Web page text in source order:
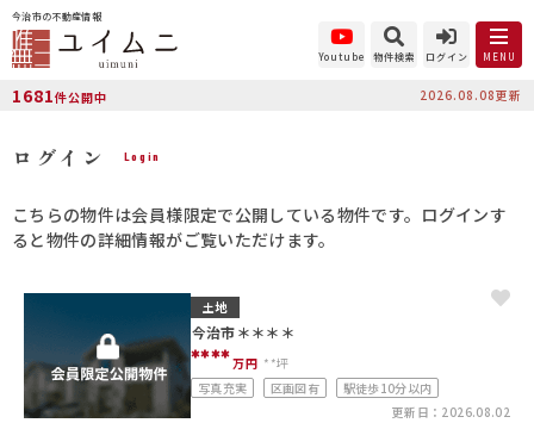
今治市の不動産情報
Youtube 物件検索 ログイン MENU
1681件公開中 2026.08.08更新
ログイン Login
こちらの物件は会員様限定で公開している物件です。ログインす
ると物件の詳細情報がご覧いただけます。
土地
今治市＊＊＊＊
****万円 **坪
写真充実
区画図有
駅徒歩10分以内
更新日：2026.08.02